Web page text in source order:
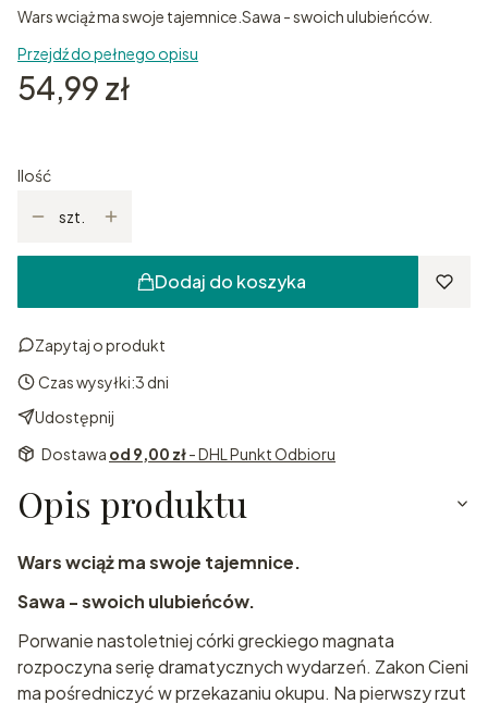
Wars wciąż ma swoje tajemnice.Sawa - swoich ulubieńców.
Przejdź do pełnego opisu
Cena
54,99 zł
Ilość
szt.
Dodaj do koszyka
Zapytaj o produkt
Czas wysyłki:3 dni
Udostępnij
Dostawa od 9,00 zł- DHL Punkt Odbioru
Opis produktu
Wars wciąż ma swoje tajemnice.
Sawa - swoich ulubieńców.
Porwanie nastoletniej córki greckiego magnata
rozpoczyna serię dramatycznych wydarzeń. Zakon Cieni
ma pośredniczyć w przekazaniu okupu. Na pierwszy rzut